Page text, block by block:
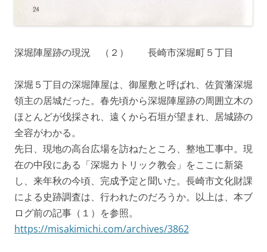
深堀陣屋跡の現況 （２） 長崎市深堀町５丁目
深堀５丁目の深堀陣屋は、御屋敷と呼ばれ、佐賀藩深堀
領主の居城だった。春先頃から深堀陣屋跡の周囲立木の
ほとんどが伐採され、遠くから石垣が望まれ、居城跡の
全容がわかる。
先日、現地の高台広場を訪ねたところ、整地工事中。現
在の中段にある「深堀カトリック教会」をここに新築
し、来年秋の今頃、完成予定と聞いた。長崎市文化財課
による史跡調査は、行われたのだろうか。以上は、本ブ
ログ前の記事（１）を参照。
https://misakimichi.com/archives/3862